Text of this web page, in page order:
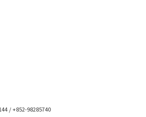
/+852-98285740